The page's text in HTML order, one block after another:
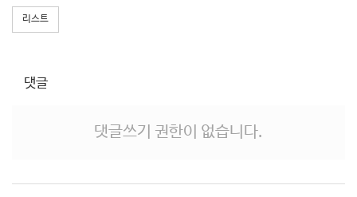
리스트
댓글
댓글쓰기 권한이 없습니다.